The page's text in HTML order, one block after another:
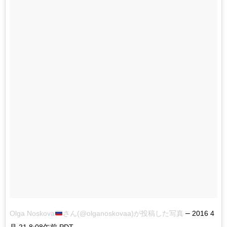
Olga Noskova さん(@olganoskovaa)が投稿した写真 – 2016 4